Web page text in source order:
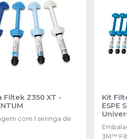
Filtek Z350 XT -
com 1 seringa de
Kit
ESPE
3M™